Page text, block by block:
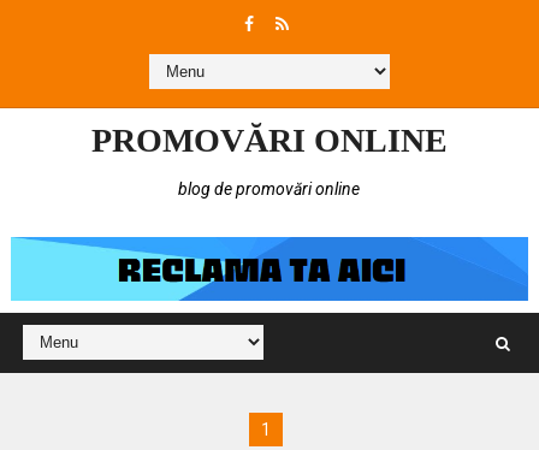
PROMOVĂRI ONLINE
blog de promovări online
1